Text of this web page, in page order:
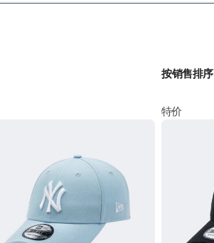
按销售排序
特价